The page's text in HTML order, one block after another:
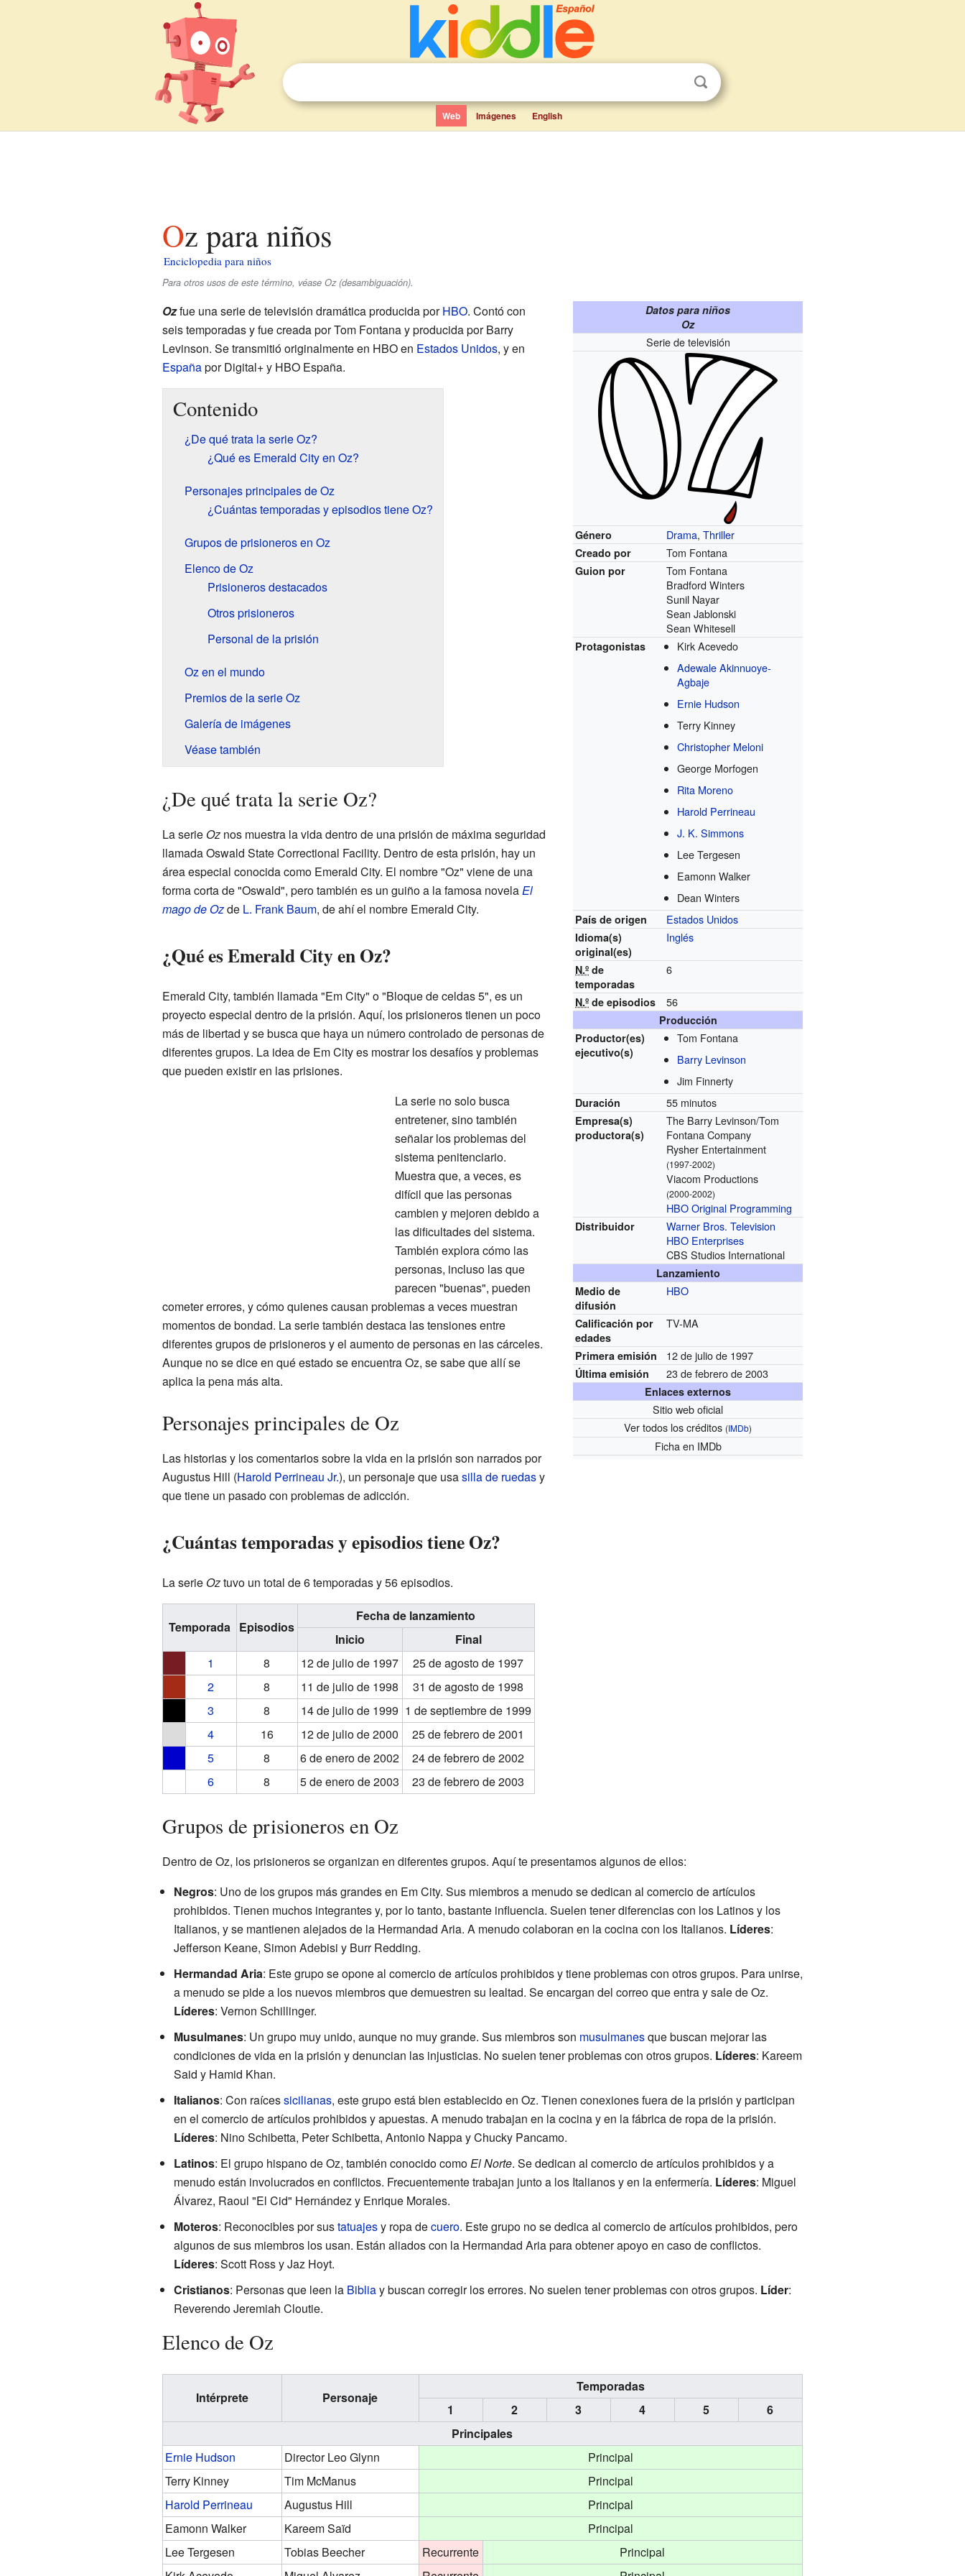
Web Imágenes English
Oz para niños
Enciclopedia para niños
Para otros usos de este término, véase Oz (desambiguación).
Datos para niños
Oz
Serie de televisión
Género Drama,Thriller
Creado por Tom Fontana
Guion por
Tom Fontana
Bradford Winters
Sunil Nayar
Sean Jablonski
Sean Whitesell
Protagonistas
Kirk Acevedo
Adewale Akinnuoye-
Agbaje
Ernie Hudson
Terry Kinney
Christopher Meloni
George Morfogen
Rita Moreno
Harold Perrineau
J. K. Simmons
Lee Tergesen
Eamonn Walker
Dean Winters
País de origen Estados Unidos
Idioma(s)
original(es)
Inglés
N.º de
temporadas
6
N.º de episodios 56
Producción
Productor(es)
ejecutivo(s)
Tom Fontana
Barry Levinson
Jim Finnerty
Duración 55 minutos
Empresa(s)
productora(s)
The Barry Levinson/Tom
Fontana Company
Rysher Entertainment
(1997-2002)
Viacom Productions
(2000-2002)
HBO Original Programming
Distribuidor
Warner Bros. Television
HBO Enterprises
CBS Studios International
Lanzamiento
Medio de
difusión
HBO
Calificación por
edades
TV-MA
Primera emisión 12 de julio de 1997
Última emisión 23 de febrero de 2003
Enlaces externos
Sitio web oficial
Ver todos los créditos (IMDb)
Fichaen IMDb
Ozfue una serie de televisión dramática producida porHBO. Contó con
seis temporadas y fue creada por Tom Fontana y producida por Barry
Levinson. Se transmitió originalmente en HBO en Estados Unidos, y en
Españapor Digital+ y HBO España.
Contenido
¿De qué trata la serie Oz?
¿Qué es Emerald City en Oz?
Personajes principales de Oz
¿Cuántas temporadas y episodios tiene Oz?
Grupos de prisioneros en Oz
Elenco de Oz
Prisioneros destacados
Otros prisioneros
Personal de la prisión
Oz en el mundo
Premios de la serie Oz
Galería de imágenes
Véase también
¿De qué trata la serie Oz?
La serie Oznos muestra la vida dentro de una prisión de máxima seguridad
llamada Oswald State Correctional Facility. Dentro de esta prisión, hay un
área especial conocida como Emerald City. El nombre "Oz" viene de una
forma corta de "Oswald", pero también es un guiño a la famosa novelaEl
mago de Ozde L. Frank Baum, de ahí el nombre Emerald City.
¿Qué es Emerald City en Oz?
Emerald City, también llamada "Em City" o "Bloque de celdas 5", es un
proyecto especial dentro de la prisión. Aquí, los prisioneros tienen un poco
más de libertad y se busca que haya un número controlado de personas de
diferentes grupos. La idea de Em City es mostrar los desafíos y problemas
que pueden existir en las prisiones.
La serie no solo busca
entretener, sino también
señalar los problemas del
sistema penitenciario.
Muestra que, a veces, es
difícil que las personas
cambien y mejoren debido a
las dificultades del sistema.
También explora cómo las
personas, incluso las que
parecen "buenas", pueden
cometer errores, y cómo quienes causan problemas a veces muestran
momentos de bondad. La serie también destaca las tensiones entre
diferentes grupos de prisioneros y el aumento de personas en las cárceles.
Aunque no se dice en qué estado se encuentra Oz, se sabe que allí se
aplica la pena más alta.
Personajes principales de Oz
Las historias y los comentarios sobre la vida en la prisión son narrados por
Augustus Hill (Harold Perrineau Jr.), un personaje que usasilla de ruedasy
que tiene un pasado con problemas de adicción.
¿Cuántas temporadas y episodios tiene Oz?
La serie Oztuvo un total de 6 temporadas y 56 episodios.
Temporada Episodios
Fecha de lanzamiento
Inicio
Final
1
8 12 de julio de 1997
25 de agosto de 1997
2
8 11 de julio de 1998
31 de agosto de 1998
3
8 14 de julio de 1999 1 de septiembre de 1999
4
16 12 de julio de 2000
25 de febrero de 2001
5
8 6 de enero de 2002
24 de febrero de 2002
6
8 5 de enero de 2003 23 de febrero de 2003
Grupos de prisioneros en Oz
Dentro de Oz, los prisioneros se organizan en diferentes grupos. Aquí te presentamos algunos de ellos:
Negros: Uno de los grupos más grandes en Em City. Sus miembros a menudo se dedican al comercio de artículos
prohibidos. Tienen muchos integrantes y, por lo tanto, bastante influencia. Suelen tener diferencias con los Latinos y los
Italianos, y se mantienen alejados de la Hermandad Aria. A menudo colaboran en la cocina con los Italianos. Líderes:
Jefferson Keane, Simon Adebisi y Burr Redding.
Hermandad Aria: Este grupo se opone al comercio de artículos prohibidos y tiene problemas con otros grupos. Para unirse,
a menudo se pide a los nuevos miembros que demuestren su lealtad. Se encargan del correo que entra y sale de Oz.
Líderes: Vernon Schillinger.
Musulmanes: Un grupo muy unido, aunque no muy grande. Sus miembros son musulmanesque buscan mejorar las
condiciones de vida en la prisión y denuncian las injusticias. No suelen tener problemas con otros grupos. Líderes: Kareem
Said y Hamid Khan.
Italianos: Con raícessicilianas, este grupo está bien establecido en Oz. Tienen conexiones fuera de la prisión y participan
en el comercio de artículos prohibidos y apuestas. A menudo trabajan en la cocina y en la fábrica de ropa de la prisión.
Líderes: Nino Schibetta, Peter Schibetta, Antonio Nappa y Chucky Pancamo.
Latinos: El grupo hispano de Oz, también conocido comoEl Norte. Se dedican al comercio de artículos prohibidos y a
menudo están involucrados en conflictos. Frecuentemente trabajan junto a los Italianos y en la enfermería. Líderes: Miguel
Álvarez, Raoul "El Cid" Hernández y Enrique Morales.
Moteros: Reconocibles por sustatuajesy ropa decuero. Este grupo no se dedica al comercio de artículos prohibidos, pero
algunos de sus miembros los usan. Están aliados con la Hermandad Aria para obtener apoyo en caso de conflictos.
Líderes: Scott Ross y Jaz Hoyt.
Cristianos: Personas que leen la Bibliay buscan corregir los errores. No suelen tener problemas con otros grupos. Líder:
Reverendo Jeremiah Cloutie.
Elenco de Oz
Intérprete Personaje
Temporadas
1
2 3 4 5
6
Principales
Ernie Hudson
Director Leo Glynn
Principal
Terry Kinney
Tim McManus
Principal
Harold Perrineau
Augustus Hill
Principal
Eamonn Walker
Kareem Saïd
Principal
Lee Tergesen
Tobias Beecher Recurrente
Principal